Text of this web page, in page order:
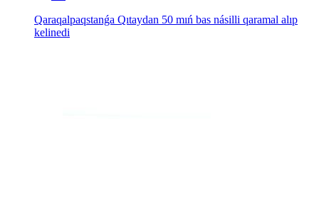
Qaraqalpaqstanǵa Qıtaydan 50 mıń bas násilli qaramal alıp
kelinedi